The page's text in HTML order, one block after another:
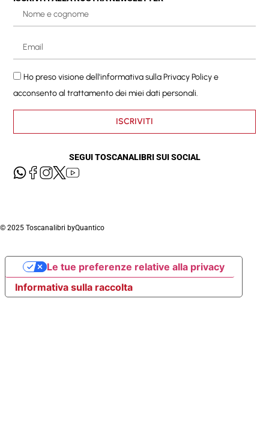
Ho preso visione dell'informativa sullaPrivacy Policye
acconsento al trattamento dei miei dati personali.
ISCRIVITI
SEGUI TOSCANALIBRI SUI SOCIAL
© 2025 Toscanalibri byQuantico
Informativa sulla raccolta
Le tue preferenze relative alla privacy